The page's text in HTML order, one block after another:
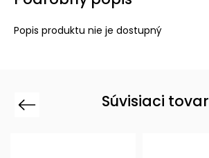
Popis produktu nie je dostupný
Súvisiaci tovar
Previous